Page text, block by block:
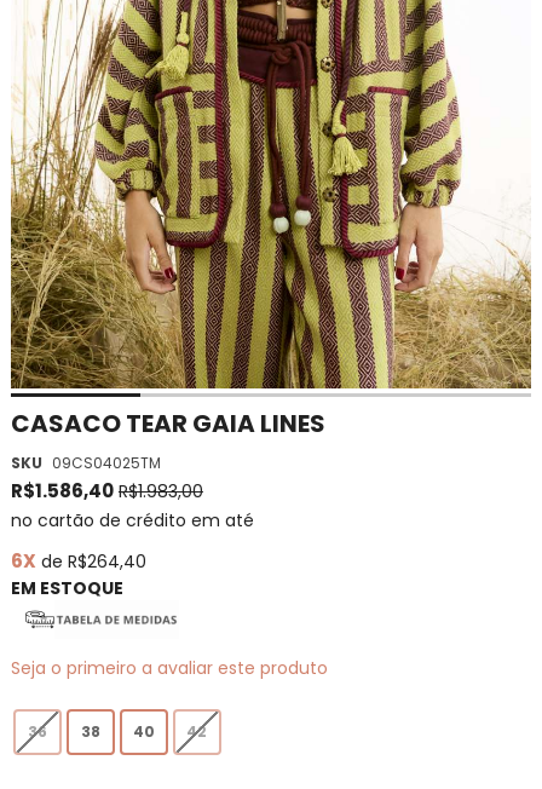
CASACO TEAR GAIA LINES
SKU 09CS04025TM
R$1.586,40 R$1.983,00
no cartão de crédito em até
6X de R$264,40
EM ESTOQUE
Seja o primeiro a avaliar este produto
36 38 40 42
Saltar
o
início
da
de
imagens